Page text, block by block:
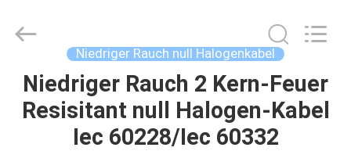
STARTSEITE
PRODUKTE
(Group)
Reserved.
Niedriger Rauch null Halogenkabel
Niedriger Rauch 2 Kern-Feuer
Resisitant null Halogen-Kabel
Iec 60228/Iec 60332